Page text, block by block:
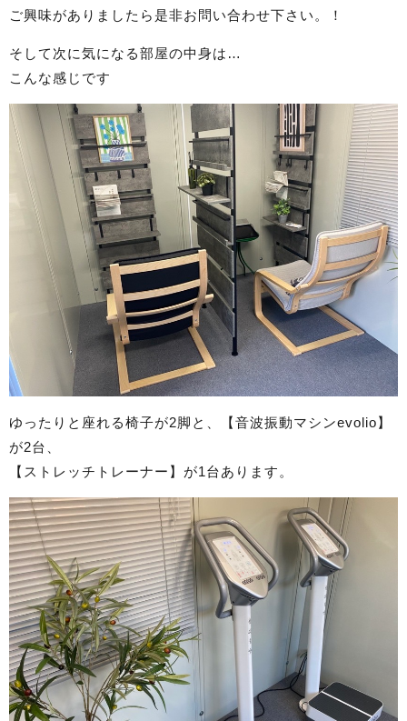
ご興味がありましたら是非お問い合わせ下さい。！
そして次に気になる部屋の中身は…
こんな感じです
ゆったりと座れる椅子が2脚と、【音波振動マシンevolio】
が2台、
【ストレッチトレーナー】が1台あります。